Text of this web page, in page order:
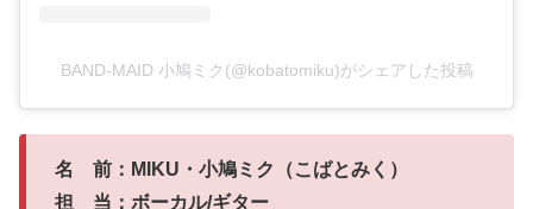
BAND-MAID 小鳩ミク(@kobatomiku)がシェアした投稿
名 前：MIKU・小鳩ミク（こばとみく）
担 当：ボーカル/ギター